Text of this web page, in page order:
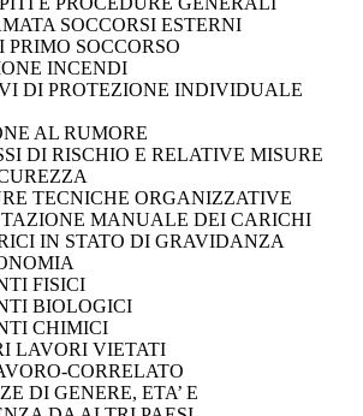
SOCCORSI ESTERNI
PRIMO SOCCORSO
INCENDI
DI PROTEZIONE INDIVIDUALE
AL RUMORE
DI RISCHIO E RELATIVE MISURE
TECNICHE ORGANIZZATIVE
MANUALE DEI CARICHI
IN STATO DI GRAVIDANZA
FISICI
BIOLOGICI
CHIMICI
LAVORI VIETATI
CORRELATO
DI GENERE, ETA’ E